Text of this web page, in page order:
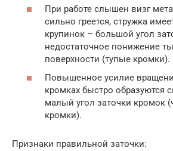
При работе слышен визг
сильно греется, стружка
крупинок – большой угол
недостаточное понижение
поверхности (тупые кромки).
Повышенное усилие
кромках быстро образуются
малый угол заточки кромок
кромки).
Признаки правильной заточки: